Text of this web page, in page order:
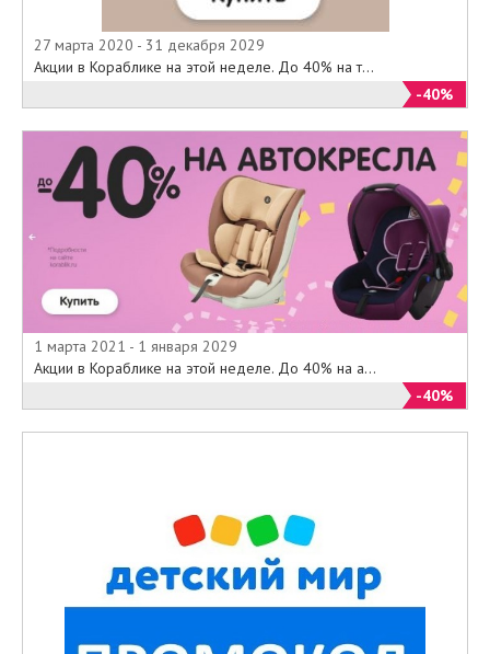
27 марта 2020 - 31 декабря 2029
Акции в Кораблике на этой неделе. До 40% на т...
-40%
1 марта 2021 - 1 января 2029
Акции в Кораблике на этой неделе. До 40% на а...
-40%